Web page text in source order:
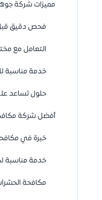
مميزات شركة
فحص دقيق
التعامل مع
خدمة مناسبة
حلول تساعد
أفضل شركة
خبرة في
خدمة مناسبة
مكافحة